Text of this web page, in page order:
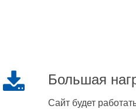
Большая
Сайт будет